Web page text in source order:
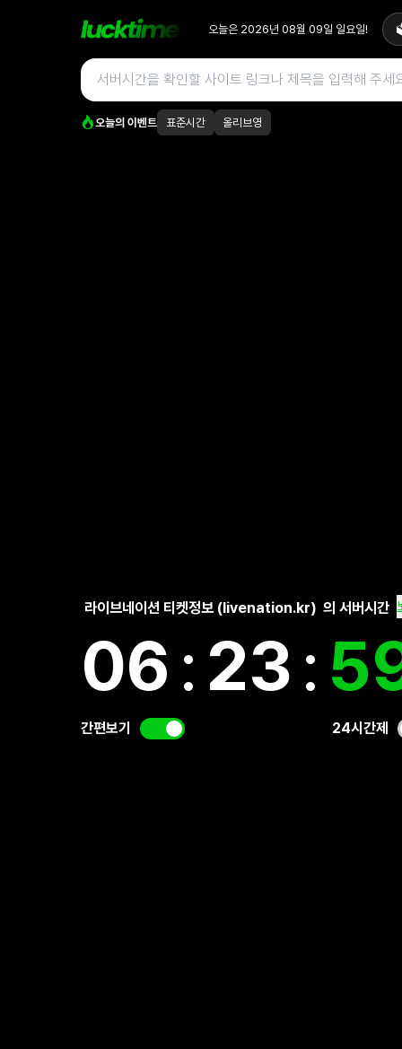
오늘은 2026년 08월 09일 일요일!
오늘의 이벤트 표준시간 올리브영
라이브네이션 티켓정보 (livenation.kr) 의 서버시간
06 : 24:
간편보기 24시간제